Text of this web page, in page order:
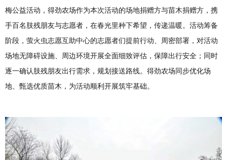
梅公益活动，得劲农场作为本次活动的场地捐赠方与苗木捐赠方，携
手百名肢残朋友与志愿者，在春光里种下希望，传递温暖。活动筹备
阶段，萤火虫志愿互助中心的志愿者们提前行动、周密部署，对活动
场地无障碍设施、周边环境开展全面细致评估，保障出行安全；同时
逐一确认肢残朋友出行需求，规划接送路线。得劲农场同步优化场
地、甄选优质苗木，为活动顺利开展筑牢基础。